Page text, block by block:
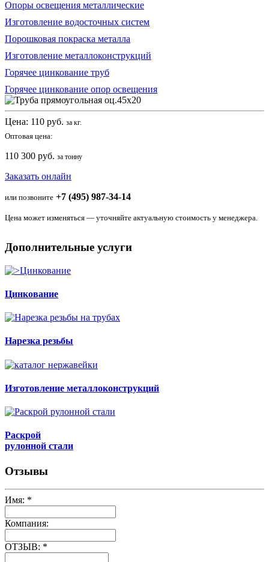
Опоры освещения металлические
Изготовление водосточных систем
Порошковая покраска металла
Изготовление металлоконструкций
Горячее цинкование труб
Горячее цинкование опор освещения
Цена: 110 руб. за кг.
Оптовая цена:
110 300 руб. за тонну
Заказать онлайн
или позвоните +7 (495) 987-34-14
Цена может изменяться — уточняйте актуальную стоимость у менеджера.
Дополнительные услуги
Цинкование
Нарезка резьбы
Изготовление металлоконструкций
Раскрой
рулонной стали
Отзывы
Имя: *
Компания:
ОТЗЫВ: *